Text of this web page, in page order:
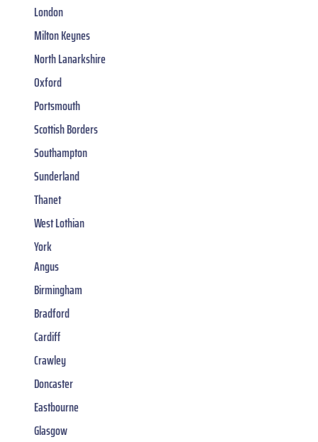
London
Milton Keynes
North Lanarkshire
Oxford
Portsmouth
Scottish Borders
Southampton
Sunderland
Thanet
West Lothian
York
Angus
Birmingham
Bradford
Cardiff
Crawley
Doncaster
Eastbourne
Glasgow